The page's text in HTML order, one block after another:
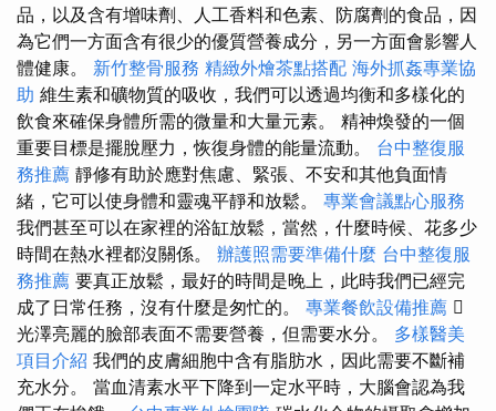
品，以及含有增味劑、人工香料和色素、防腐劑的食品，因
為它們一方面含有很少的優質營養成分，另一方面會影響人
體健康。 新竹整骨服務 精緻外燴茶點搭配 海外抓姦專業協
助 維生素和礦物質的吸收，我們可以透過均衡和多樣化的
飲食來確保身體所需的微量和大量元素。 精神煥發的一個
重要目標是擺脫壓力，恢復身體的能量流動。 台中整復服
務推薦 靜修有助於應對焦慮、緊張、不安和其他負面情
緒，它可以使身體和靈魂平靜和放鬆。 專業會議點心服務
我們甚至可以在家裡的浴缸放鬆，當然，什麼時候、花多少
時間在熱水裡都沒關係。 辦護照需要準備什麼 台中整復服
務推薦 要真正放鬆，最好的時間是晚上，此時我們已經完
成了日常任務，沒有什麼是匆忙的。 專業餐飲設備推薦 
光澤亮麗的臉部表面不需要營養，但需要水分。 多樣醫美
項目介紹 我們的皮膚細胞中含有脂肪水，因此需要不斷補
充水分。 當血清素水平下降到一定水平時，大腦會認為我